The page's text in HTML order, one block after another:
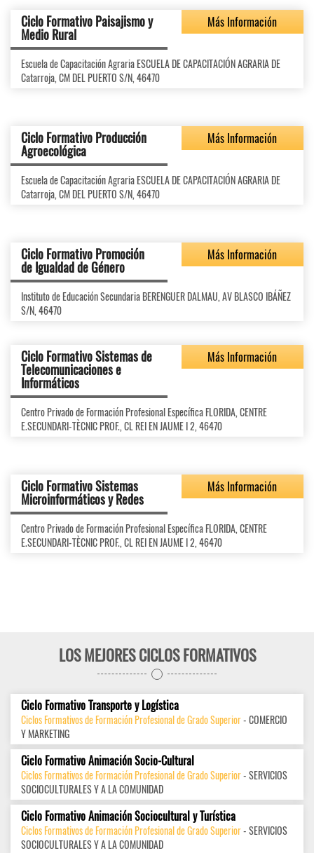
Ciclo Formativo Paisajismo y
Medio Rural
Más Información
Escuela de Capacitación Agraria ESCUELA DE CAPACITACIÓN AGRARIA DE
Catarroja, CM DEL PUERTO S/N, 46470
Ciclo Formativo Producción
Agroecológica
Más Información
Escuela de Capacitación Agraria ESCUELA DE CAPACITACIÓN AGRARIA DE
Catarroja, CM DEL PUERTO S/N, 46470
Ciclo Formativo Promoción
de Igualdad de Género
Más Información
Instituto de Educación Secundaria BERENGUER DALMAU, AV BLASCO IBÁÑEZ
S/N, 46470
Ciclo Formativo Sistemas de
Telecomunicaciones e
Informáticos
Más Información
Centro Privado de Formación Profesional Específica FLORIDA, CENTRE
E.SECUNDARI-TÈCNIC PROF., CL REI EN JAUME I 2, 46470
Ciclo Formativo Sistemas
Microinformáticos y Redes
Más Información
Centro Privado de Formación Profesional Específica FLORIDA, CENTRE
E.SECUNDARI-TÈCNIC PROF., CL REI EN JAUME I 2, 46470
LOS MEJORES CICLOS FORMATIVOS
Ciclo Formativo Transporte y Logística
Ciclos Formativos de Formación Profesional de Grado Superior- COMERCIO
Y MARKETING
Ciclo Formativo Animación Socio-Cultural
Ciclos Formativos de Formación Profesional de Grado Superior- SERVICIOS
SOCIOCULTURALES Y A LA COMUNIDAD
Ciclo Formativo Animación Sociocultural y Turística
Ciclos Formativos de Formación Profesional de Grado Superior- SERVICIOS
SOCIOCULTURALES Y A LA COMUNIDAD